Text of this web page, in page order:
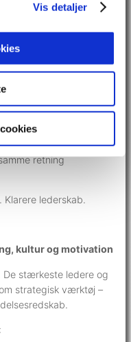
Vis detaljer
eller ligegyldige.
svækker autoritet
retning
lederskab.
kultur og motivation
De stærkeste ledere og
strategisk værktøj –